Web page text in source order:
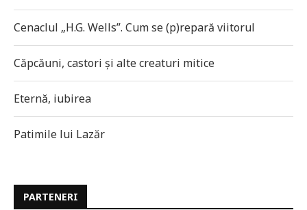
Cenaclul „H.G. Wells”. Cum se (p)repară viitorul
Căpcăuni, castori și alte creaturi mitice
Eternă, iubirea
Patimile lui Lazăr
PARTENERI